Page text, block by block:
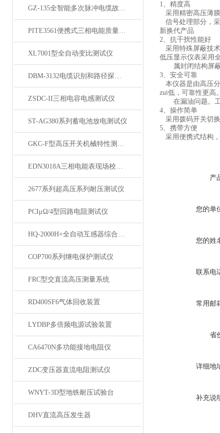
GZ-135全智能多次脉冲电缆故障测试仪
PITE3561便携式三相电能质量分析仪
XL7001型全自动变比测试仪
DBM-3132电缆识别和路径探测仪
ZSDC-II三相电容电感测试仪
ST-AG380系列蓄电池放电测试仪
GKC-F型高压开关机械特性测试仪
EDN3018A三相电能表现场校验仪
2677系列超高压系列耐压测试仪
PCIμΩ/4型回路电阻测试仪
HQ-2000H+全自动互感器综合测试仪
COP700系列继电保护测试仪
FRC型交直流高压测量系统
RD400SF6气体回收装置
LYDBP多倍频电源试验装置
CA6470N多功能接地电阻仪
ZDC变压器直流电阻测试仪
WNYT-3D型地铁耐压试验台
DHV直流高压发生器
1、精度高
采用精密高压薄
信号处理部分，
新换代产品
2、抗干扰性能好
采用特殊屏蔽技
低压显示仪表采用
属封闭结构屏蔽
3、安全可靠
本仪器是由高压
zui低，可靠性更高
在漏油问题。工
4、操作简单
采用拨码开关切
5、携带方便
采用便携式结构
产
您的单
您的姓
联系电
常用邮
省
详细地
补充说